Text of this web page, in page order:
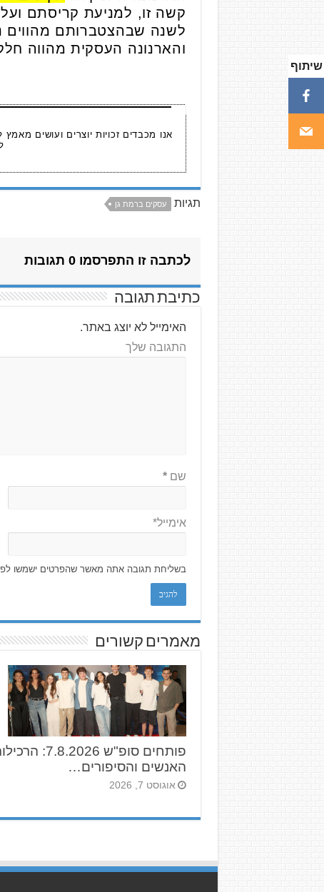
קשה זו, למניעת קריסתם
לשנה שבהצטברותם מהווים
והארנונה העסקית מהווה
אנו מכבדים זכויות יוצרים ועושים
תגיות עסקים ברמת גן
לכתבה זו התפרסמו 0 תגובות
כתיבת תגובה
האימייל לא יוצג באתר.
התגובה שלך
שם*
אימייל*
בשליחת תגובה אתה מאשר שהפרטים ישמשו
מאמרים קשורים
פותחים סופ"ש 7.8.2026:
האנשים והסיפורים…
אוגוסט 7, 2026
שיתוף